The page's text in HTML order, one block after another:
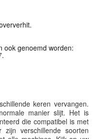
keren vervangen.
manier slijt. Het is
die compatibel is met
verschillende soorten
ook genoemd worden:
.